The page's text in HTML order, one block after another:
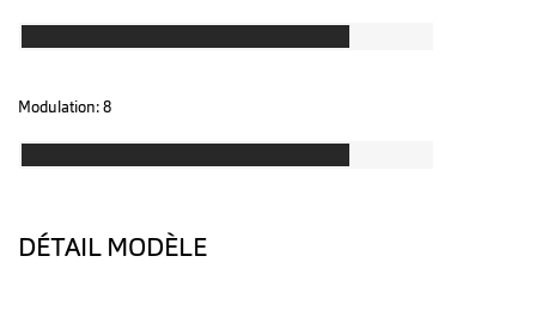
Modulation:8
DÉTAIL MODÈLE